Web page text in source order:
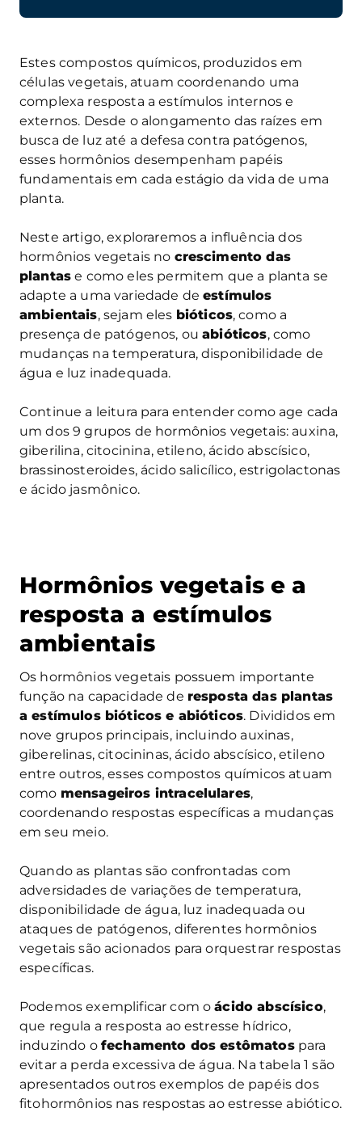
Estes compostos químicos, produzidos em
células vegetais, atuam coordenando uma
complexa resposta a estímulos internos e
externos. Desde o alongamento das raízes em
busca de luz até a defesa contra patógenos,
esses hormônios desempenham papéis
fundamentais em cada estágio da vida de uma
planta.
Neste artigo, exploraremos a influência dos
hormônios vegetais no crescimento das
plantas e como eles permitem que a planta se
adapte a uma variedade deestímulos
ambientais, sejam eles bióticos, como a
presença de patógenos, ouabióticos, como
mudanças na temperatura, disponibilidade de
água e luz inadequada.
Continue a leitura para entender como age cada
um dos 9 grupos de hormônios vegetais: auxina,
giberilina, citocinina, etileno, ácido abscísico,
brassinosteroides, ácido salicílico, estrigolactonas
e ácido jasmônico.
Hormônios vegetais e a
resposta a estímulos
ambientais
Os hormônios vegetais possuem importante
função na capacidade de resposta das plantas
a estímulos bióticos e abióticos. Divididos em
nove grupos principais, incluindo auxinas,
giberelinas, citocininas, ácido abscísico, etileno
entre outros, esses compostos químicos atuam
como mensageiros intracelulares,
coordenando respostas específicas a mudanças
em seu meio.
Quando as plantas são confrontadas com
adversidades de variações de temperatura,
disponibilidade de água, luz inadequada ou
ataques de patógenos, diferentes hormônios
vegetais são acionados para orquestrar respostas
específicas.
Podemos exemplificar com oácido abscísico,
que regula a resposta ao estresse hídrico,
induzindo o fechamento dos estômatospara
evitar a perda excessiva de água. Na tabela 1 são
apresentados outros exemplos de papéis dos
fitohormônios nas respostas ao estresse abiótico.